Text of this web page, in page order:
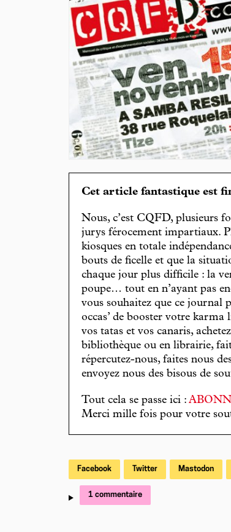
Cet article fantastique est
Nous, c’est CQFD, plusieurs
jurys férocement impartiaux.
kiosques en totale
bouts de ficelle et que la
chaque jour plus difficile : la
poupe… tout en n’ayant pas
vous souhaitez que ce journal
occas’ de booster votre
vos tatas et vos canaris,
bibliothèque ou en librairie,
répercutez-nous, faites nous
envoyez nous des bisous de
Tout cela se passe ici :
Merci mille fois pour votre
Facebook Twitter Mastodon
1 commentaire